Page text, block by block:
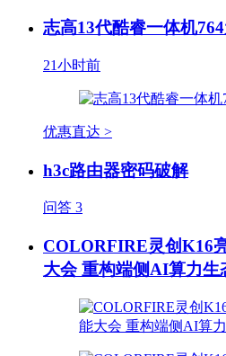
志高13代酷睿一体机
21小时前
优惠直达 >
h3c路由器密码破解
问答 3
COLORFIRE灵创K16
大会 重构端侧AI算力生